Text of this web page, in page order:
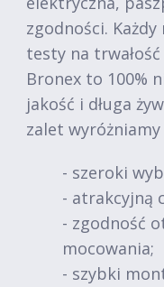
zgodności.
testy na
Bronex to 100%
jakość i długa
zalet
- szeroki
- atrakcyjną
- zgodność
mocowania;
- szybki